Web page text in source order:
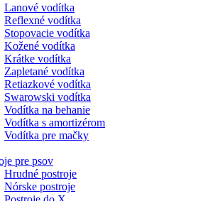
Lanové vodítka
Reflexné vodítka
Stopovacie vodítka
Kožené vodítka
Krátke vodítka
Zapletané vodítka
Retiazkové vodítka
Swarowski vodítka
Vodítka na behanie
Vodítka s amortizérom
Vodítka pre mačky
pre psov
Hrudné postroje
Nórske postroje